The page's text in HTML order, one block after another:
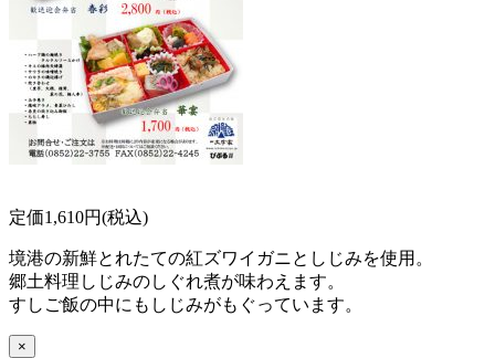
定価1,610円(税込)
境港の新鮮とれたての紅ズワイガニとしじみを使用。
郷土料理しじみのしぐれ煮が味わえます。
すしご飯の中にもしじみがもぐっています。
×